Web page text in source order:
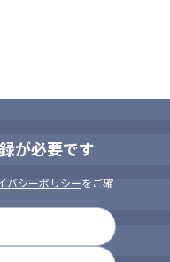
ムプレーの意識も含め、
、お客様との面談を行います
第一に考え、希望を考慮
が必要です
バシーポリシーをご確